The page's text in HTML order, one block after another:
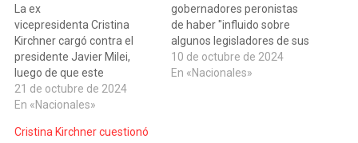
La ex
vicepresidenta Cristina
Kirchner cargó contra el
presidente Javier Milei,
luego de que este
asegurara que busca
“meterle el último clavo al
Cristina Kirchner
21 de octubre de 2024
En «Nacionales»
gobernadores peronistas
de haber "influido sobre
algunos legisladores de sus
provincias, para plegarse a
la estrategia de apoyo al
10 de octubre de 2024
En «Nacionales»
Cristina Kirchner cuestionó